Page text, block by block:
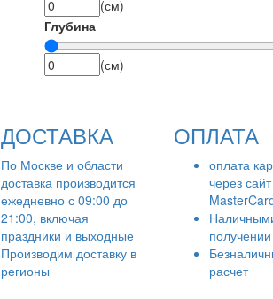
(см)
Глубина
(см)
ДОСТАВКА
По Москве и области
доставка производится
ежедневно с 09:00 до
21:00, включая
праздники и выходные
Производим доставку в
регионы
ОПЛАТА
оплата
через
получении
расчет